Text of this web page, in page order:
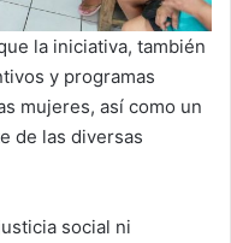
la iniciativa, también
y programas
mujeres, así como un
de las diversas
social ni